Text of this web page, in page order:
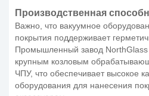
Производственная
Важно, что вакуумное
покрытия поддерживает
Промышленный завод
крупным козловым
ЧПУ, что обеспечивает высокое
оборудования для нанесения